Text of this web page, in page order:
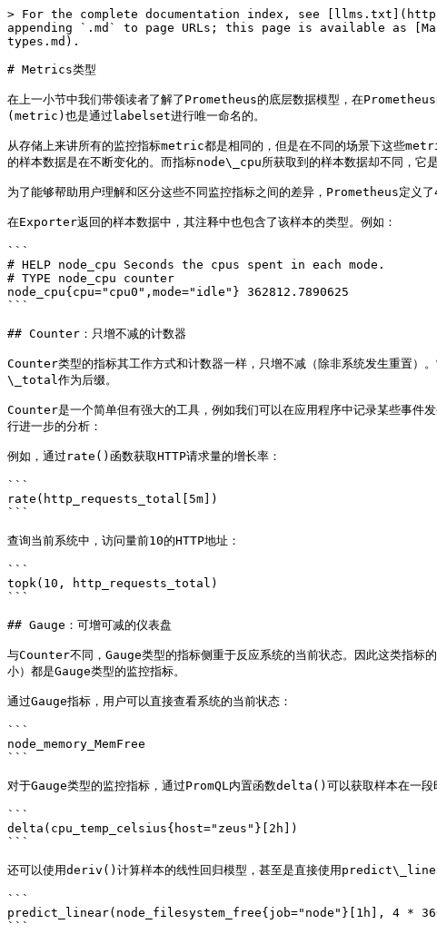
> For the complete documentation index, see
appending `.md` to page URLs; this page is available as
types.md).
# Metrics类型
在上一小节中我们带领读者了解了Prometheus的底层数据模型，在
(metric)也是通过labelset进行唯一命名的。
从存储上来讲所有的监控指标metric都是相同的，但是在不同的场景下这些
的样本数据是在不断变化的。而指标node\_cpu所获取到的样本数据却不同，它
为了能够帮助用户理解和区分这些不同监控指标之间的差异，Prometheus定
在Exporter返回的样本数据中，其注释中也包含了该样本的类型。例如：
```
# HELP node_cpu Seconds the cpus spent in each mode.
# TYPE node_cpu counter
node_cpu{cpu="cpu0",mode="idle"} 362812.7890625
```
## Counter：只增不减的计数器
Counter类型的指标其工作方式和计数器一样，只增不减（除非系统发生重
\_total作为后缀。
Counter是一个简单但有强大的工具，例如我们可以在应用程序中记录某些事件
行进一步的分析：
例如，通过rate()函数获取HTTP请求量的增长率：
```
rate(http_requests_total[5m])
```
查询当前系统中，访问量前10的HTTP地址：
```
topk(10, http_requests_total)
```
## Gauge：可增可减的仪表盘
与Counter不同，Gauge类型的指标侧重于反应系统的当前状态。因此这类指
小）都是Gauge类型的监控指标。
通过Gauge指标，用户可以直接查看系统的当前状态：
```
node_memory_MemFree
```
对于Gauge类型的监控指标，通过PromQL内置函数delta()可以获取样本在一段
```
delta(cpu_temp_celsius{host="zeus"}[2h])
```
还可以使用deriv()计算样本的线性回归模型，甚至是直接使用
```
predict_linear(node_filesystem_free{job="node"}[1h], 4 *
```